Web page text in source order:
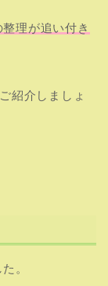
理が追い付き
紹介しましょ
。